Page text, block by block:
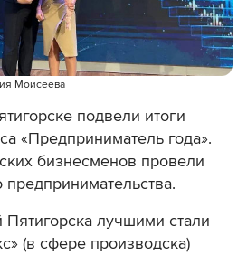
Моисеева
подвели итоги
«Предприниматель года».
бизнесменов провели
предпринимательства.
лучшими стали
(в сфере производска)